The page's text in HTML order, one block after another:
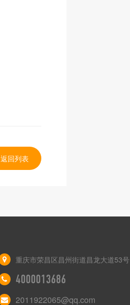
返回列表
重庆市荣昌区昌州街道昌龙大道53号
4000013686
2011922065@qq.com